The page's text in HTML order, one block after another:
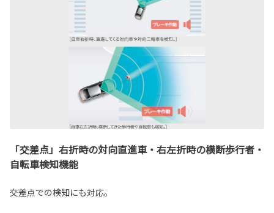
「交差点」右折時の対向直進車・右左折時の横断歩行者・
自転車検知機能
交差点での検知にも対応。